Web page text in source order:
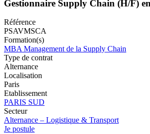
Gestionnaire Supply Chain (H/F)
Référence
PSAVMSCA
Formation(s)
MBA Management de la Supply Chain
Type de contrat
Alternance
Localisation
Paris
Etablissement
PARIS SUD
Secteur
Alternance – Logistique & Transport
Je postule